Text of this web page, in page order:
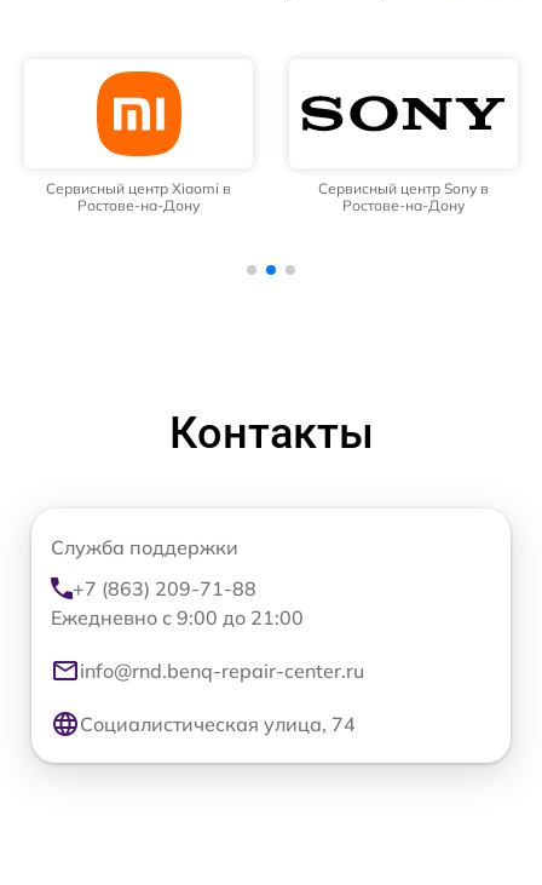
Сервисный центр Xiaomi в
Ростове-на-Дону
Сервисный центр Sony в
Ростове-на-Дону
Контакты
Служба поддержки
+7 (863) 209-71-88
Ежедневно с 9:00 до 21:00
info@rnd.benq-repair-center.ru
Социалистическая улица, 74